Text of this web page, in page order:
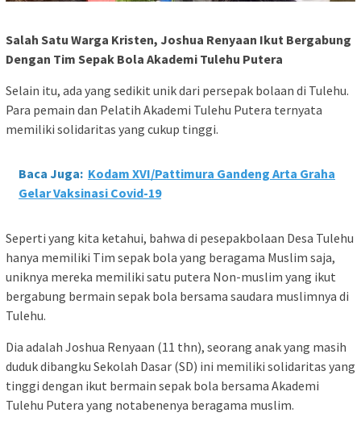
Salah Satu Warga Kristen, Joshua Renyaan Ikut Bergabung
Dengan Tim Sepak Bola Akademi Tulehu Putera
Selain itu, ada yang sedikit unik dari persepak bolaan di Tulehu.
Para pemain dan Pelatih Akademi Tulehu Putera ternyata
memiliki solidaritas yang cukup tinggi.
Baca Juga: Kodam XVI/Pattimura Gandeng Arta Graha
Gelar Vaksinasi Covid-19
Seperti yang kita ketahui, bahwa di pesepakbolaan Desa Tulehu
hanya memiliki Tim sepak bola yang beragama Muslim saja,
uniknya mereka memiliki satu putera Non-muslim yang ikut
bergabung bermain sepak bola bersama saudara muslimnya di
Tulehu.
Dia adalah Joshua Renyaan (11 thn), seorang anak yang masih
duduk dibangku Sekolah Dasar (SD) ini memiliki solidaritas yang
tinggi dengan ikut bermain sepak bola bersama Akademi
Tulehu Putera yang notabenenya beragama muslim.